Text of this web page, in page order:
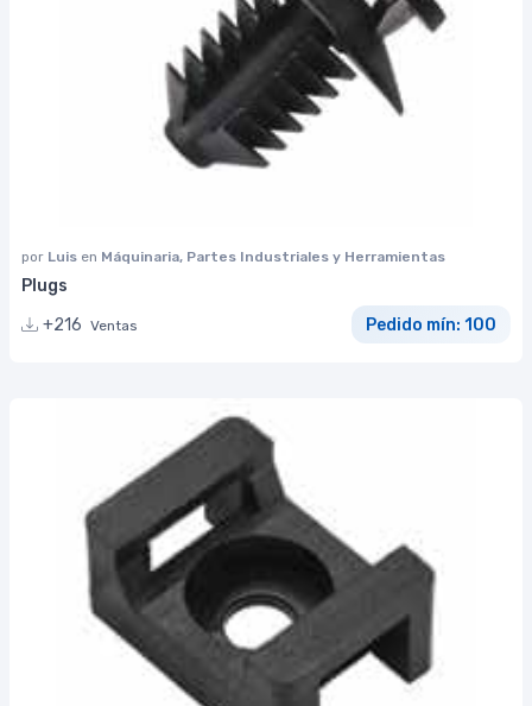
por Luis en Máquinaria, Partes Industriales y Herramientas
Plugs
+216 Ventas Pedido mín: 100